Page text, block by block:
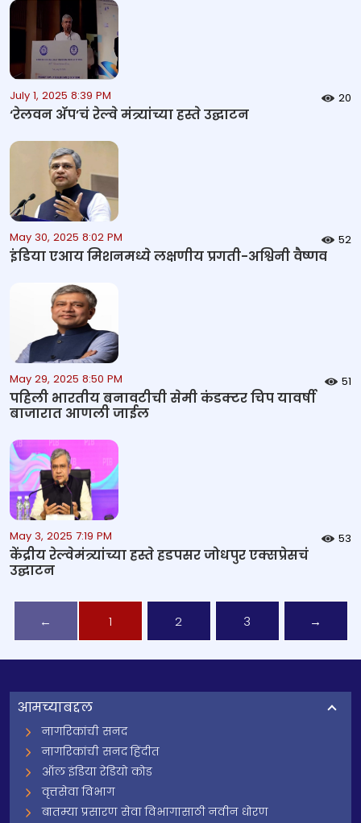
July 1, 2025 8:39 PM 20
‘रेलवन अ‍ॅप’चं रेल्वे मंत्र्यांच्या हस्ते उद्घाटन
May 30, 2025 8:02 PM 52
इंडिया एआय मिशनमध्ये लक्षणीय प्रगती-अश्विनी वैष्णव
May 29, 2025 8:50 PM 51
पहिली भारतीय बनावटीची सेमी कंडक्टर चिप यावर्षी
बाजारात आणली जाईल
May 3, 2025 7:19 PM 53
केंद्रीय रेल्वेमंत्र्यांच्या हस्ते हडपसर जोधपुर एक्सप्रेसचं
उद्घाटन
← 1 2 3 →
आमच्याबद्दल
नागरिकांची सनद
नागरिकांची सनद हिंदीत
ऑल इंडिया रेडियो कोड
वृत्तसेवा विभाग
बातम्या प्रसारण सेवा विभागासाठी नवीन धोरण